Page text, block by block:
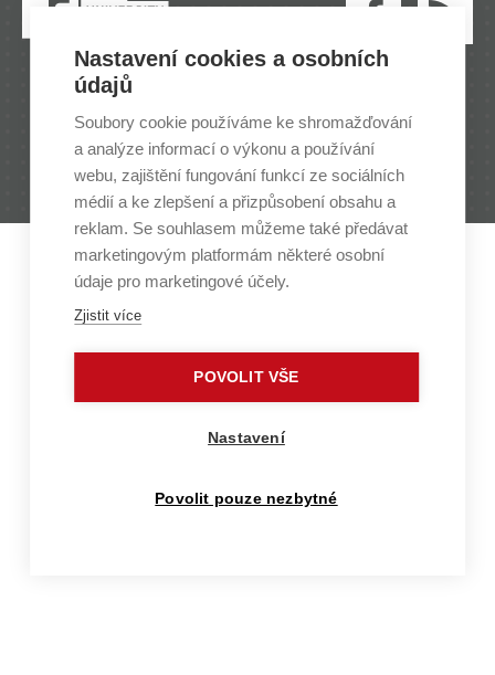
BRNO UNIVERSITY OF TECHNOLOGY
Antonínská 548/1 | 602 00 Brno | Czech Republic |
www.vut.cz
Contact: media@vut.cz
Nastavení cookies a osobních
údajů
Soubory cookie používáme ke shromažďování
a analýze informací o výkonu a používání
webu, zajištění fungování funkcí ze sociálních
médií a ke zlepšení a přizpůsobení obsahu a
reklam. Se souhlasem můžeme také předávat
marketingovým platformám některé osobní
údaje pro marketingové účely.
Zjistit více
POVOLIT VŠE
Nastavení
Povolit pouze nezbytné